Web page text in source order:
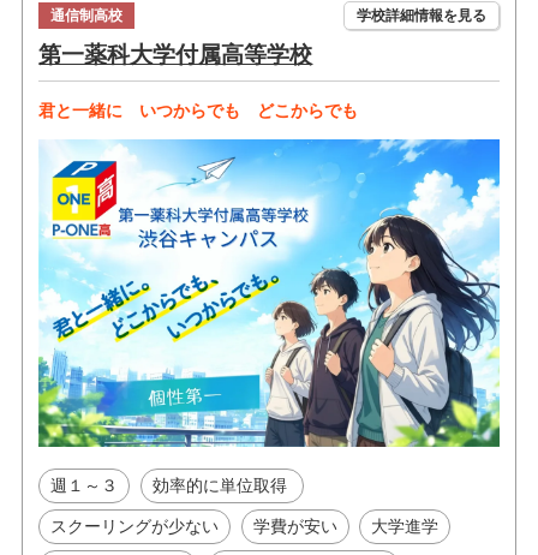
通信制高校 学校詳細情報を見る
第一薬科大学付属高等学校
君と一緒に いつからでも どこからでも
週１～３ 効率的に単位取得
スクーリングが少ない 学費が安い 大学進学